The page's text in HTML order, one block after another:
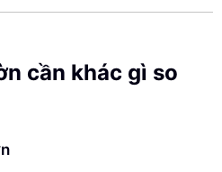
cần khác gì so